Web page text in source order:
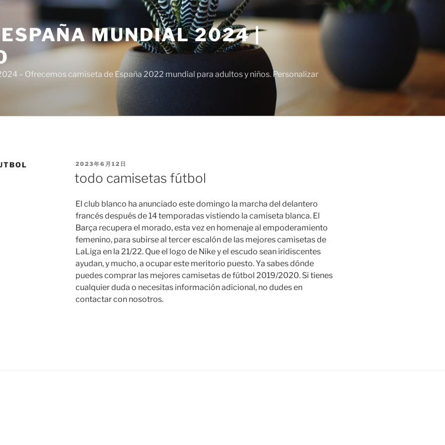
MUNDIAL 2024 |
– Ofrecemos camiseta de España 2022 mundial para adultos y niños. Personalizar
PUBLICADO
2023年6月12日
todo camisetas fútbol
El club blanco ha anunciado este domingo la marcha del delantero
francés después de 14 temporadas vistiendo la camiseta blanca. El
Barça recupera el morado, esta vez en homenaje al empoderamiento
femenino, para subirse al tercer escalón de las mejores camisetas de
LaLiga en la 21/22. Que el logo de Nike y el escudo sean iridiscentes
ayudan, y mucho, a ocupar este meritorio puesto. Ya sabes dónde
puedes comprar las mejores camisetas de fútbol 2019/2020. Si tienes
cualquier duda o necesitas información adicional, no dudes en
contactar con nosotros.